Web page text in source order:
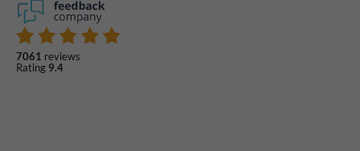
7061 reviews
Rating 9.4